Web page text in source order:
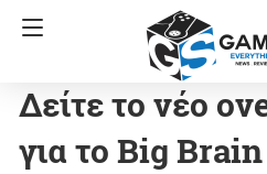
Δείτε το νέο
για το Big